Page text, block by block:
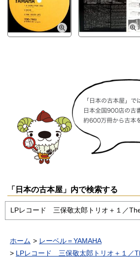
「日本の古本屋」内で検索する
ホーム
レーベル＝YAMAHA
LPレコード 三保敬太郎トリオ＋１／